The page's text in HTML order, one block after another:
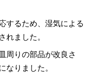
するため、湿気による
れました。
周りの部品が改良さ
なりました。